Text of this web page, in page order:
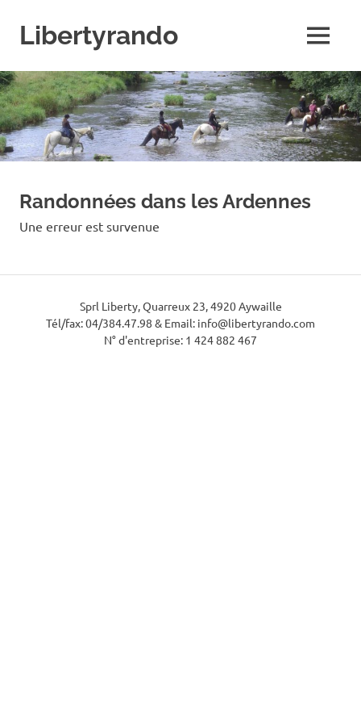
contentLibertyrando
spécialiste
de
la
randonnée
à
cheval
MENU
Randonnées dans les Ardennes
Une erreur est survenue
Sprl Liberty, Quarreux 23, 4920 Aywaille
Tél/fax: 04/384.47.98 & Email: info@libertyrando.com
N° d'entreprise: 1 424 882 467